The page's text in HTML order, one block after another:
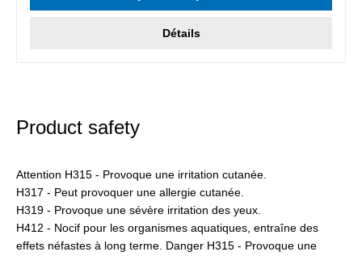
Détails
Product safety
Attention H315 - Provoque une irritation cutanée.
H317 - Peut provoquer une allergie cutanée.
H319 - Provoque une sévère irritation des yeux.
H412 - Nocif pour les organismes aquatiques, entraîne des
effets néfastes à long terme. Danger H315 - Provoque une